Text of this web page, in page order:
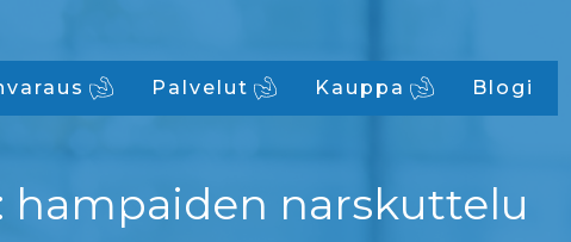
Palvelut Kauppa Blogi
hampaiden narskuttelu